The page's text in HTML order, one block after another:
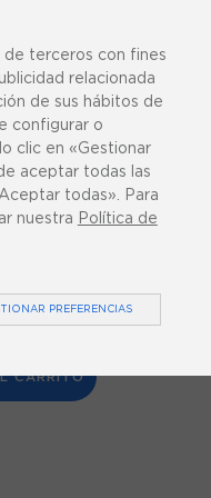
CARRITO
de terceros con fines
relacionada
de sus hábitos de
configurar o
clic en «Gestionar
aceptar todas las
todas». Para
nuestra Política de
PREFERENCIAS